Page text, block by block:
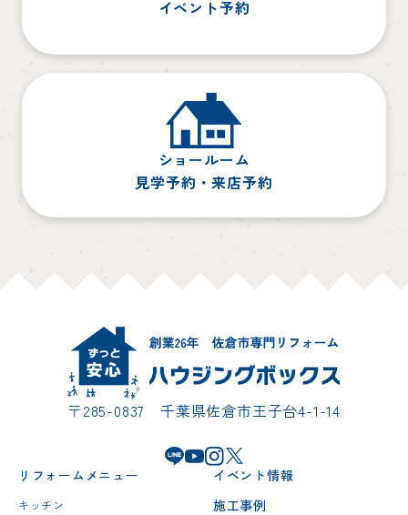
イベント予約
ショールーム
見学予約・来店予約
〒285-0837 千葉県佐倉市王子台4-1-14
リフォームメニュー
キッチン
イベント情報
施工事例